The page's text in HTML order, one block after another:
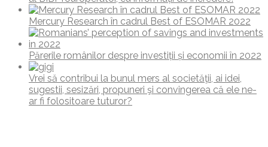
Mercury Research în cadrul Best of ESOMAR 2022
Părerile românilor despre investiții și economii în 2022
Vrei să contribui la bunul mers al societăţii, ai idei,
sugestii, sesizări, propuneri şi convingerea că ele ne-
ar fi folositoare tuturor?